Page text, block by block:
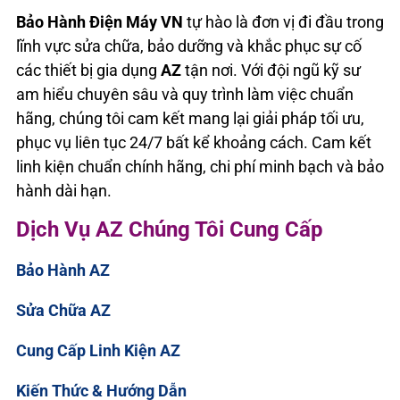
Bảo Hành Điện Máy VN tự hào là đơn vị đi đầu trong
lĩnh vực sửa chữa, bảo dưỡng và khắc phục sự cố
các thiết bị gia dụng AZtận nơi. Với đội ngũ kỹ sư
am hiểu chuyên sâu và quy trình làm việc chuẩn
hãng, chúng tôi cam kết mang lại giải pháp tối ưu,
phục vụ liên tục 24/7 bất kể khoảng cách. Cam kết
linh kiện chuẩn chính hãng, chi phí minh bạch và bảo
hành dài hạn.
Dịch Vụ AZ Chúng Tôi Cung Cấp
Bảo Hành AZ
Sửa Chữa AZ
Cung Cấp Linh Kiện AZ
Kiến Thức & Hướng Dẫn